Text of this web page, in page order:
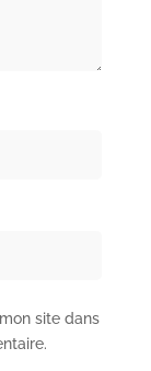
site dans